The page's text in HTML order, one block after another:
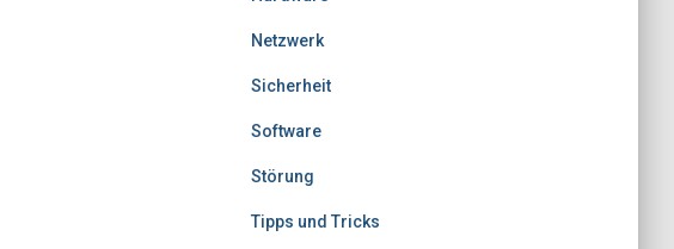
Netzwerk
Sicherheit
Software
Störung
Tipps und Tricks